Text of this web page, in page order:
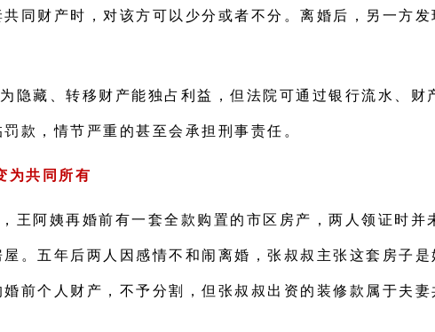
同财产时，对该方可以少分或者不分。离婚后，另一方
隐藏、转移财产能独占利益，但法院可通过银行流水、
款，情节严重的甚至会承担刑事责任。
为共同所有
王阿姨再婚前有一套全款购置的市区房产，两人领证时
。五年后两人因感情不和闹离婚，张叔叔主张这套房子
前个人财产，不予分割，但张叔叔出资的装修款属于夫